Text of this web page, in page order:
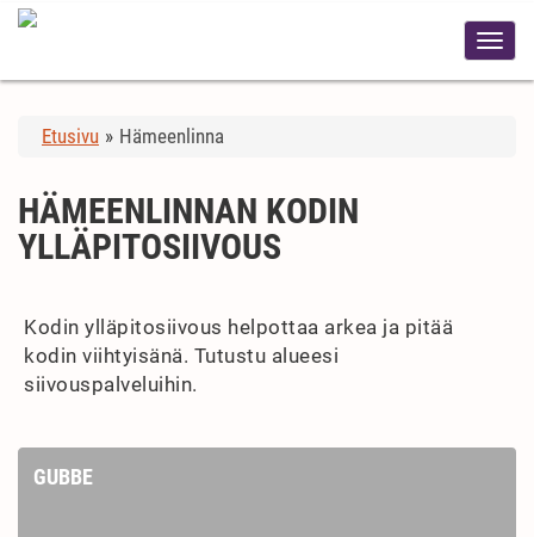
Etusivu » Hämeenlinna
HÄMEENLINNAN KODIN
YLLÄPITOSIIVOUS
Kodin ylläpitosiivous helpottaa arkea ja pitää
kodin viihtyisänä. Tutustu alueesi
siivouspalveluihin.
GUBBE